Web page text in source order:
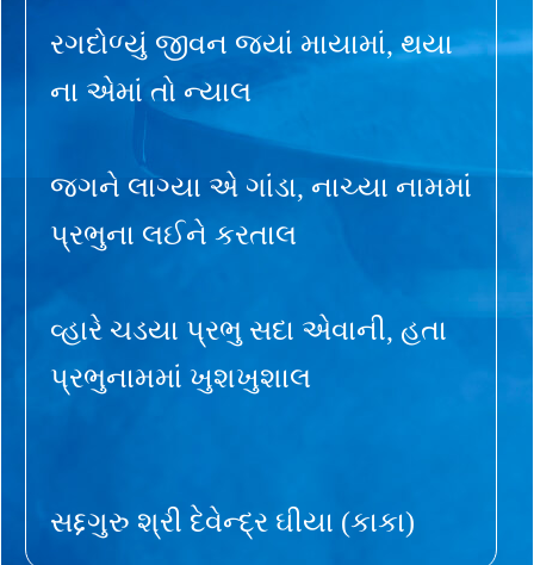
રગદોળ્યું જીવન જ્યાં માયામાં, થયા
ના એમાં તો ન્યાલ
જગને લાગ્યા એ ગાંડા, નાચ્યા નામમાં
પ્રભુના લઈને કરતાલ
વ્હારે ચડયા પ્રભુ સદા એવાની, હતા
પ્રભુનામમાં ખુશખુશાલ
સદ્દગુરુ શ્રી દેવેન્દ્ર ઘીયા (કાકા)